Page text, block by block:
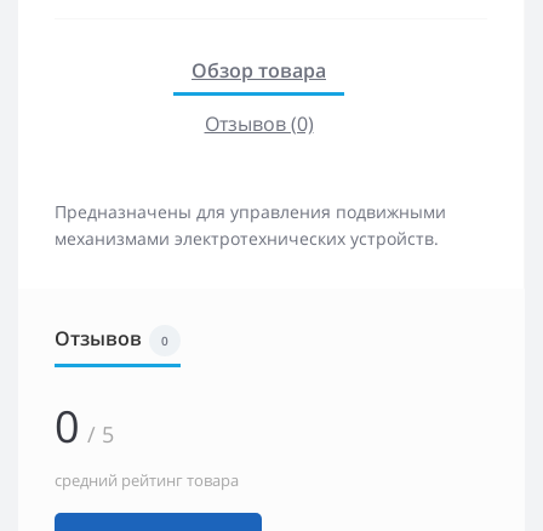
Обзор товара
Отзывов (0)
Предназначены для управления подвижными
механизмами электротехнических устройств.
Отзывов 0
0 / 5
средний рейтинг товара